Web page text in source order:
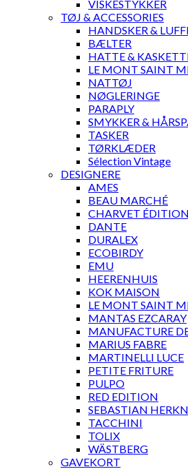
VISKESTYKKER
TØJ & ACCESSORIES
HANDSKER &
BÆLTER
HATTE &
LE MONT SAINT
NATTØJ
NØGLERINGE
PARAPLY
SMYKKER &
TASKER
TØRKLÆDER
Sélection Vintage
DESIGNERE
AMES
BEAU MARCHÉ
CHARVET
DANTE
DURALEX
ECOBIRDY
EMU
HEERENHUIS
KOK MAISON
LE MONT SAINT
MANTAS EZCARAY
MANUFACTURE
MARIUS FABRE
MARTINELLI LUCE
PETITE FRITURE
PULPO
RED EDITION
SEBASTIAN
TACCHINI
TOLIX
WÄSTBERG
GAVEKORT